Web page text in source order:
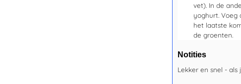
vet). In de
yoghurt. Voeg
het laatste
de groenten.
Notities
Lekker en snel -